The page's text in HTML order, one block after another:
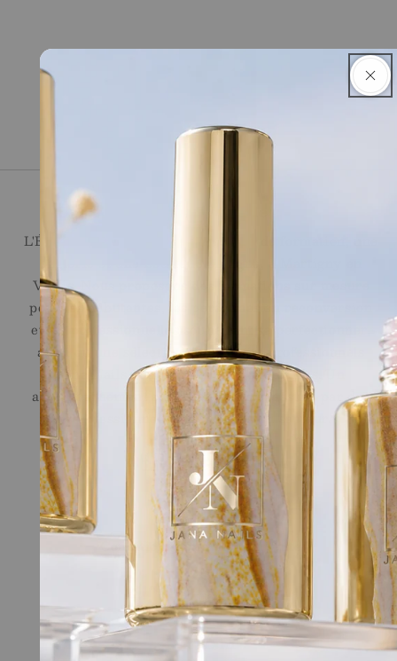
Ecole de l'Ongle
L'École de l'Ongle réunit un centre de formation, une
onglerie et une boutique en ligne, à Martigny en
Valais. Nous proposons des formations sur mesure
pour les débutantes, les personnes en reconversion
et les professionnelles souhaitant se perfectionner,
ainsi qu'une sélection de produits professionnels
Jana Nails pour les stylistes ongulaires. Un
accompagnement sur le long terme, assuré par des
professionnelles reconnues du secteur.
Liens Rapides
Shop
Ecole
Conditions générales de vente
Legal
Contact
Magasin